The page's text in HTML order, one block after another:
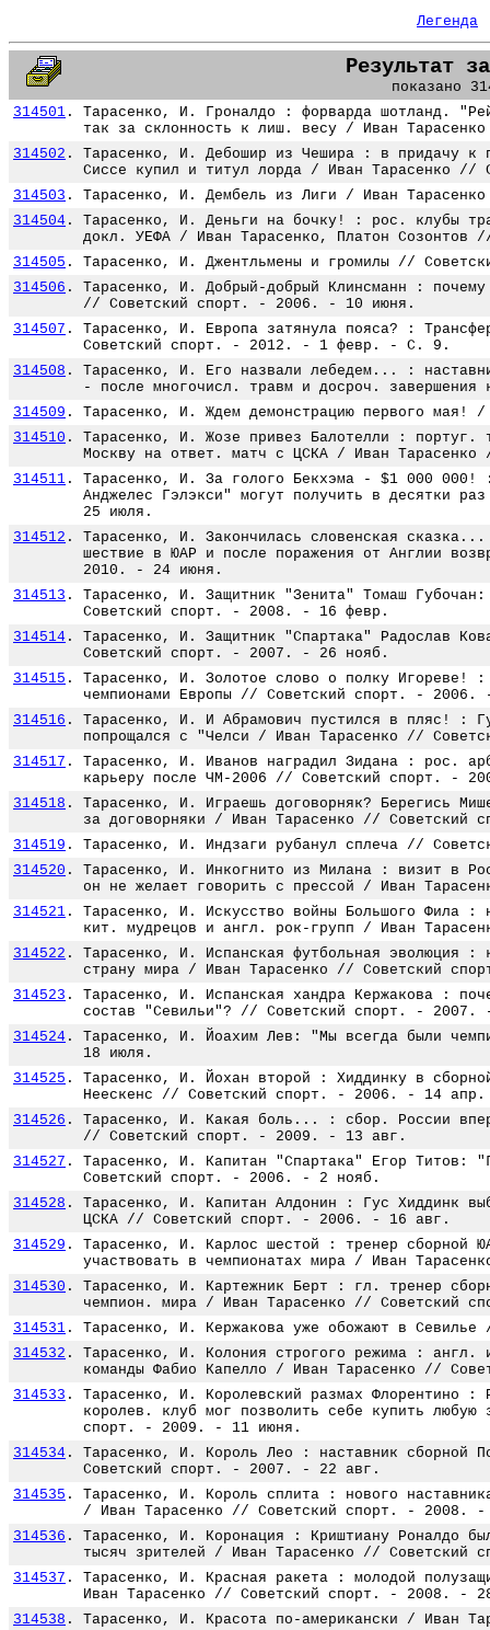
Легенда
Результат
показано
314501 .
Тарасенко, И. Гроналдо : форварда шотланд.
так за склонность к лиш. весу / Иван
314502 .
Тарасенко, И. Дебошир из Чешира : в придачу к
Сиссе купил и титул лорда / Иван Тарасенко
314503 .
Тарасенко, И. Дембель из Лиги / Иван
314504 .
Тарасенко, И. Деньги на бочку! : рос. клубы
докл. УЕФА / Иван Тарасенко, Платон
314505 .
Тарасенко, И. Джентльмены и громилы //
314506 .
Тарасенко, И. Добрый-добрый Клинсманн :
// Советский спорт. - 2006. - 10 июня.
314507 .
Тарасенко, И. Европа затянула пояса? :
Советский спорт. - 2012. - 1 февр. - С. 9.
314508 .
Тарасенко, И. Его назвали лебедем... :
- после многочисл. травм и досроч.
314509 .
Тарасенко, И. Ждем демонстрацию первого
314510 .
Тарасенко, И. Жозе привез Балотелли : португ.
Москву на ответ. матч с ЦСКА / Иван
314511 .
Тарасенко, И. За голого Бекхэма - $1 000 000!
Анджелес Гэлэкси" могут получить в десятки
25 июля.
314512 .
Тарасенко, И. Закончилась словенская
шествие в ЮАР и после поражения от Англии
2010. - 24 июня.
314513 .
Тарасенко, И. Защитник "Зенита" Томаш
Советский спорт. - 2008. - 16 февр.
314514 .
Тарасенко, И. Защитник "Спартака"
Советский спорт. - 2007. - 26 нояб.
314515 .
Тарасенко, И. Золотое слово о полку Игореве! :
чемпионами Европы // Советский спорт. -
314516 .
Тарасенко, И. И Абрамович пустился в пляс! :
попрощался с "Челси / Иван Тарасенко //
314517 .
Тарасенко, И. Иванов наградил Зидана : рос.
карьеру после ЧМ-2006 // Советский спорт. -
314518 .
Тарасенко, И. Играешь договорняк? Берегись
за договорняки / Иван Тарасенко //
314519 .
Тарасенко, И. Индзаги рубанул сплеча //
314520 .
Тарасенко, И. Инкогнито из Милана : визит в
он не желает говорить с прессой / Иван
314521 .
Тарасенко, И. Искусство войны Большого Фила :
кит. мудрецов и англ. рок-групп / Иван
314522 .
Тарасенко, И. Испанская футбольная эволюция :
страну мира / Иван Тарасенко // Советский
314523 .
Тарасенко, И. Испанская хандра Кержакова :
состав "Севильи"? // Советский спорт. - 2007.
314524 .
Тарасенко, И. Йоахим Лев: "Мы всегда были
18 июля.
314525 .
Тарасенко, И. Йохан второй : Хиддинку в
Неескенс // Советский спорт. - 2006. - 14 апр.
314526 .
Тарасенко, И. Какая боль... : сбор. России
// Советский спорт. - 2009. - 13 авг.
314527 .
Тарасенко, И. Капитан "Спартака" Егор
Советский спорт. - 2006. - 2 нояб.
314528 .
Тарасенко, И. Капитан Алдонин : Гус Хиддинк
ЦСКА // Советский спорт. - 2006. - 16 авг.
314529 .
Тарасенко, И. Карлос шестой : тренер сборной
участвовать в чемпионатах мира / Иван
314530 .
Тарасенко, И. Картежник Берт : гл. тренер
чемпион. мира / Иван Тарасенко // Советский
314531 .
Тарасенко, И. Кержакова уже обожают в
314532 .
Тарасенко, И. Колония строгого режима : англ.
команды Фабио Капелло / Иван Тарасенко //
314533 .
Тарасенко, И. Королевский размах Флорентино :
королев. клуб мог позволить себе купить
спорт. - 2009. - 11 июня.
314534 .
Тарасенко, И. Король Лео : наставник сборной
Советский спорт. - 2007. - 22 авг.
314535 .
Тарасенко, И. Король сплита : нового
/ Иван Тарасенко // Советский спорт. - 2008.
314536 .
Тарасенко, И. Коронация : Криштиану Роналдо
тысяч зрителей / Иван Тарасенко //
314537 .
Тарасенко, И. Красная ракета : молодой
Иван Тарасенко // Советский спорт. - 2008. -
314538 .
Тарасенко, И. Красота по-американски / Иван